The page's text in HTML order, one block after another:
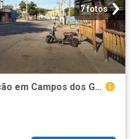
7 fotos
Casa / Sobrado para Locação em Campos dos Goytacazes/RJ Parque Pecuária 4 Quartos